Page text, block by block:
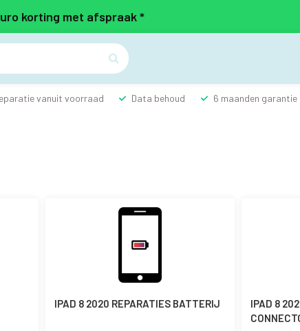
korting met afspraak *

vanuit voorraad Data behoud 6 maanden garantie
IPAD 8 2020 REPARATIES BATTERIJ
IPAD 8